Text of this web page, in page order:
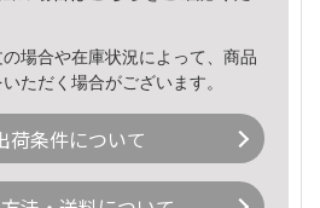
場合や在庫状況によって、商品
ただく場合がございます。
荷条件について